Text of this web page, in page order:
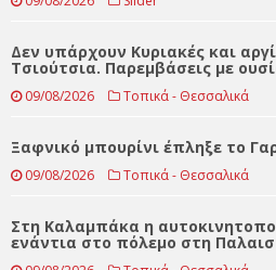
09/08/2026 Slider
Ενδιαφέρουσα σύναξη κάτω από
Γαρδικίου
09/08/2026 Slider
Δεν υπάρχουν Κυριακές και
Τσιούτσια. Παρεμβάσεις με
Ξαφνικό μπουρίνι έπληξε το